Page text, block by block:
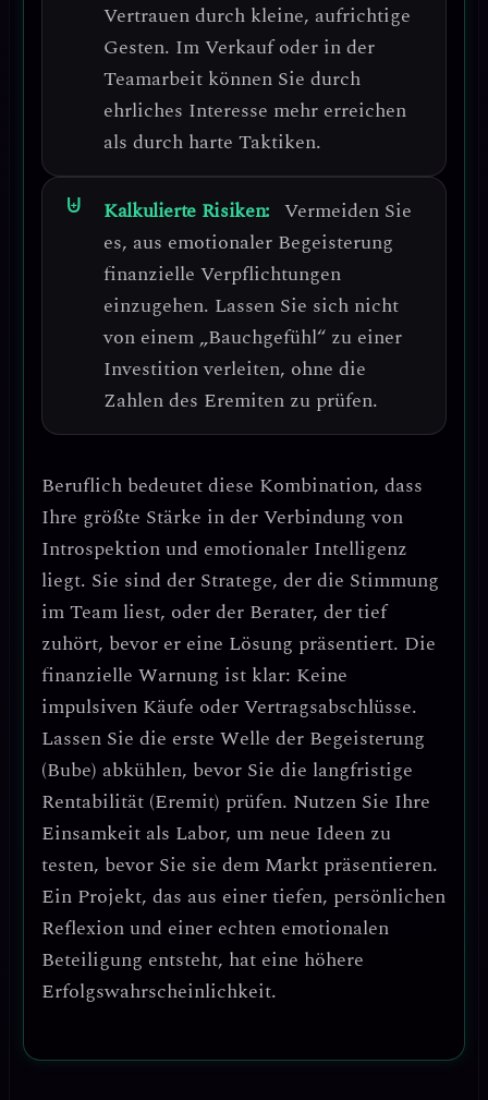
Vertrauen durch kleine, aufrichtige
Gesten. Im Verkauf oder in der
Teamarbeit können Sie durch
ehrliches Interesse mehr erreichen
als durch harte Taktiken.
Kalkulierte Risiken: Vermeiden Sie
es, aus emotionaler Begeisterung
finanzielle Verpflichtungen
einzugehen. Lassen Sie sich nicht
von einem „Bauchgefühl“ zu einer
Investition verleiten, ohne die
Zahlen des Eremiten zu prüfen.
Beruflich bedeutet diese Kombination, dass
Ihre größte Stärke in der Verbindung von
Introspektion und emotionaler Intelligenz
liegt. Sie sind der Stratege, der die Stimmung
im Team liest, oder der Berater, der tief
zuhört, bevor er eine Lösung präsentiert. Die
finanzielle Warnung ist klar: Keine
impulsiven Käufe oder Vertragsabschlüsse.
Lassen Sie die erste Welle der Begeisterung
(Bube) abkühlen, bevor Sie die langfristige
Rentabilität (Eremit) prüfen. Nutzen Sie Ihre
Einsamkeit als Labor, um neue Ideen zu
testen, bevor Sie sie dem Markt präsentieren.
Ein Projekt, das aus einer tiefen, persönlichen
Reflexion und einer echten emotionalen
Beteiligung entsteht, hat eine höhere
Erfolgswahrscheinlichkeit.